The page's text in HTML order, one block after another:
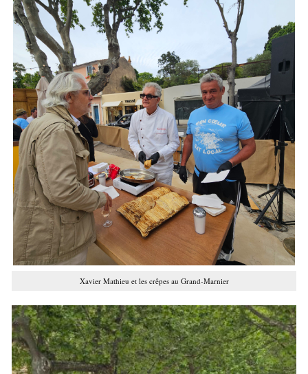
Xavier Mathieu et les crêpes au Grand-Marnier